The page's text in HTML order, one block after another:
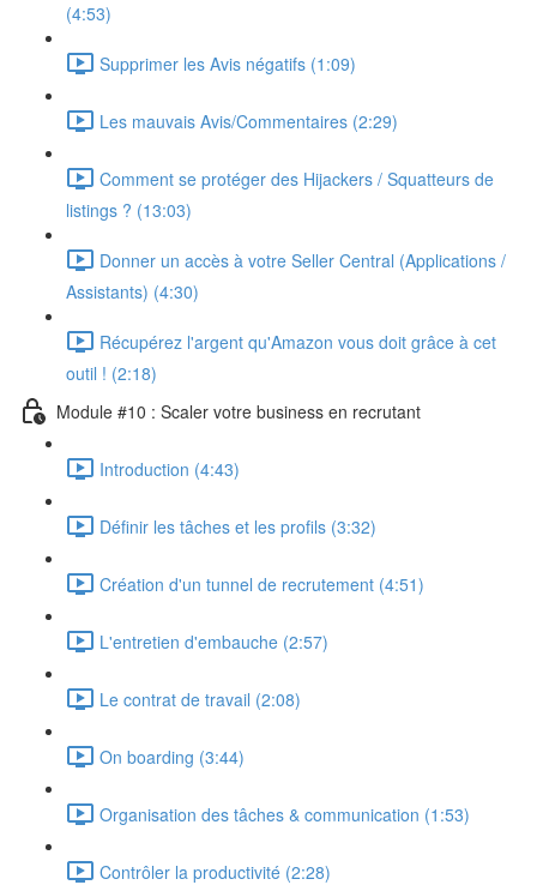
(4:53)
Supprimer les Avis négatifs (1:09)
Les mauvais Avis/Commentaires (2:29)
Comment se protéger des Hijackers / Squatteurs de
listings ? (13:03)
Donner un accès à votre Seller Central (Applications /
Assistants) (4:30)
Récupérez l'argent qu'Amazon vous doit grâce à cet
outil ! (2:18)
Module #10 : Scaler votre business en recrutant
Introduction (4:43)
Définir les tâches et les profils (3:32)
Création d'un tunnel de recrutement (4:51)
L'entretien d'embauche (2:57)
Le contrat de travail (2:08)
On boarding (3:44)
Organisation des tâches & communication (1:53)
Contrôler la productivité (2:28)